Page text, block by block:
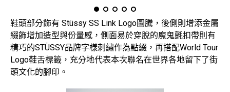
鞋頭部分飾有 Stüssy SS Link Logo圖騰，後側則增添金屬
綴飾增加造型與份量感，側面易於穿脫的魔鬼氈扣帶則有
精巧的STÜSSY品牌字樣刺繡作為點綴，再搭配World Tour
Logo鞋舌標籤，充分地代表本次聯名在世界各地留下了街
頭文化的腳印。